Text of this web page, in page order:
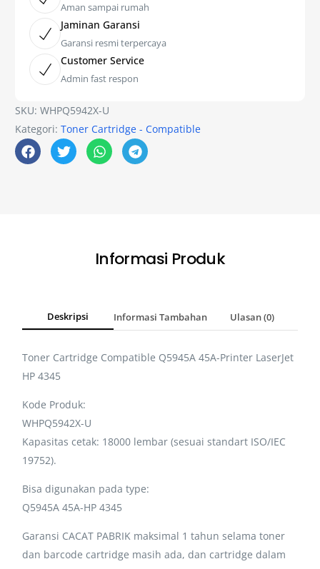
Aman sampai rumah
Jaminan Garansi
Garansi resmi terpercaya
Customer Service
Admin fast respon
SKU:WHPQ5942X-U
Kategori:Toner Cartridge - Compatible
Informasi Produk
Deskripsi Informasi Tambahan Ulasan (0)
Toner Cartridge Compatible Q5945A 45A-Printer LaserJet
HP 4345
Kode Produk:
WHPQ5942X-U
Kapasitas cetak: 18000 lembar (sesuai standart ISO/IEC
19752).
Bisa digunakan pada type:
Q5945A 45A-HP 4345
Garansi CACAT PABRIK maksimal 1 tahun selama toner
dan barcode cartridge masih ada, dan cartridge dalam